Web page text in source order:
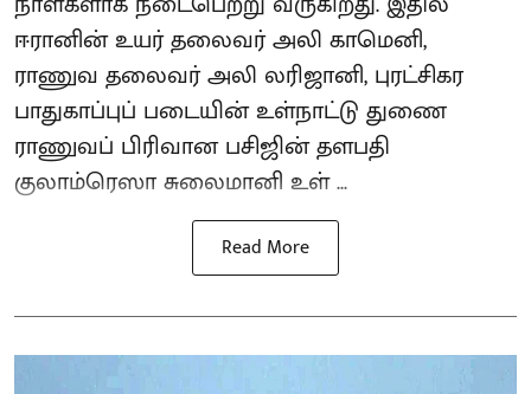
ஈரானின் உயர் தலைவர் அலி காமெனி,
ராணுவ தலைவர் அலி லரிஜானி, புரட்சிகர
பாதுகாப்புப் படையின் உள்நாட்டு துணை
ராணுவப் பிரிவான பசிஜின் தளபதி
குலாம்ரெஸா சுலைமானி உள் ...
Read More